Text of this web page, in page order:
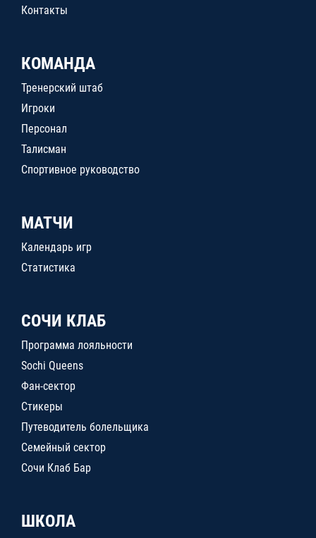
Контакты
КОМАНДА
Тренерский штаб
Игроки
Персонал
Талисман
Спортивное руководство
МАТЧИ
Календарь игр
Статистика
СОЧИ КЛАБ
Программа лояльности
Sochi Queens
Фан-сектор
Стикеры
Путеводитель болельщика
Семейный сектор
Сочи Клаб Бар
ШКОЛА